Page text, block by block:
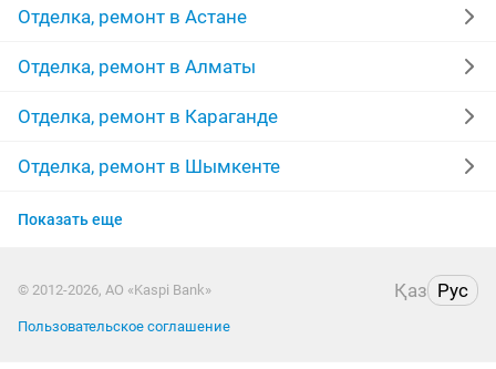
укладка левкас полы
плитка бригада строительство
межкомнатные двери линолеум
ремонт домов забор покраска стен
евро ремонт
Отделка, ремонт в Астане
Отделка, ремонт в Алматы
Отделка, ремонт в Караганде
Отделка, ремонт в Шымкенте
Отделка, ремонт в Актобе
Отделка, ремонт в Таразе
Показать еще
© 2012-2026, АО «Kaspi Bank» Қаз Рус
Пользовательское соглашение